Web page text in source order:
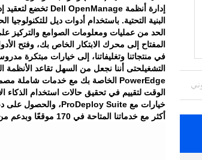
إدارة أنظمة Dell OpenManage تخضع لتعقيد إدارة وتأمين تكنولوجيا المعلومات
البنية التحتية. باستخدام أدوات ديل
الحد من عمليات ومعلومات الصوامع والتركيز
المفتاح إلى محرك الابتكار الخاص بك، وفتح
في منتجاتنا وتغليفاتنا، إلى خيارات مبتكرة
التشغيلحتى أننا نجعل من السهل تقاعد الأنظمة
PowerEdge الخاصة بك مع خدمات شاملة مصممة لتلبية لك أينما كنت
الوقت لتقييم في تحقيق حالات استخدام الذكاء
خيارات مع ProDeploy Suite، والحصول على دعم استباقي وتنبؤ مع لدينا ProSupport Suite، والكثير
أكثر مع خدماتنا المتاحة في 170 موقعًا وبدعم من أكثر من 60 ألف موظف وشركاء.